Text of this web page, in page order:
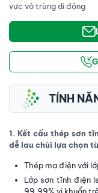
vực vô trùng di động
TÍNH
1. Kết cấu thép sơn
dễ lau chùi lựa chọn
Thép mạ điện với
Lớp sơn tĩnh điện